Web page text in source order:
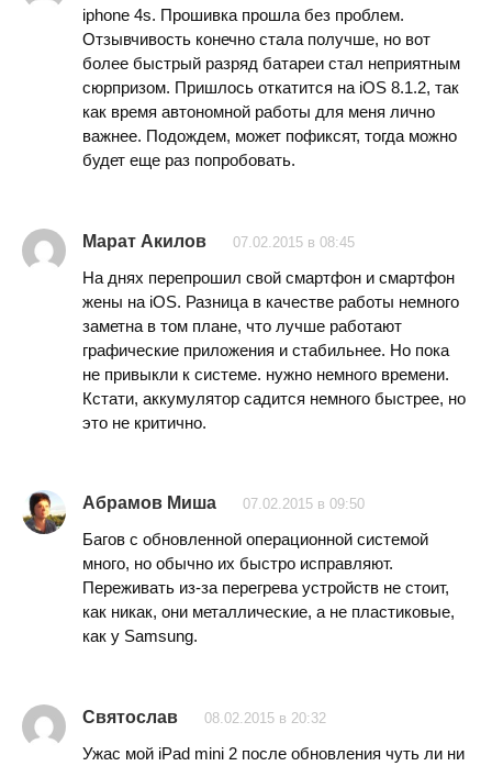
iphone 4s. Прошивка прошла без проблем.
Отзывчивость конечно стала получше, но вот
более быстрый разряд батареи стал неприятным
сюрпризом. Пришлось откатится на iOS 8.1.2, так
как время автономной работы для меня лично
важнее. Подождем, может пофиксят, тогда можно
будет еще раз попробовать.
Марат Акилов 07.02.2015 в 08:45
На днях перепрошил свой смартфон и смартфон
жены на iOS. Разница в качестве работы немного
заметна в том плане, что лучше работают
графические приложения и стабильнее. Но пока
не привыкли к системе. нужно немного времени.
Кстати, аккумулятор садится немного быстрее, но
это не критично.
Абрамов Миша 07.02.2015 в 09:50
Багов с обновленной операционной системой
много, но обычно их быстро исправляют.
Переживать из-за перегрева устройств не стоит,
как никак, они металлические, а не пластиковые,
как у Samsung.
Святослав 08.02.2015 в 20:32
Ужас мой iPad mini 2 после обновления чуть ли ни